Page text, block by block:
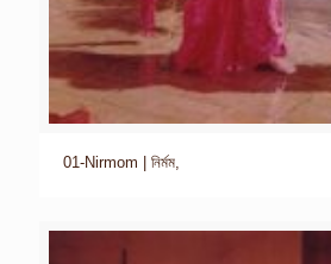
01-Nirmom | নির্মম,